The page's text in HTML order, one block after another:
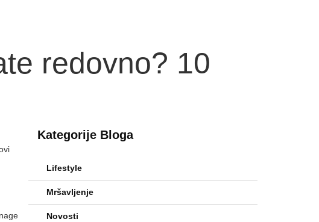
redovno? 10
Kategorije Bloga
Lifestyle
Mršavljenje
Novosti